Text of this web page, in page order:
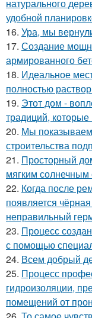
натурального
удобной
16. Ура, мы
17. Создание
армированного
18. Идеальное
полностью
19. Этот дом -
традиций,
20. Мы
строительства
21. Просторный
мягким солнечным
22. Когда после
появляется
неправильный
23. Процесс
с помощью
24. Всем добрый
25. Процесс
гидроизоляции,
помещений от